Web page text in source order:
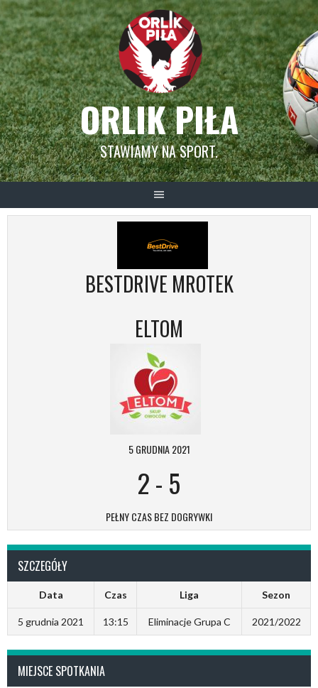
Skip
to
content
ORLIK PIŁA
STAWIAMY NA SPORT.
BESTDRIVE MROTEK
ELTOM
5 GRUDNIA 2021
2- 5
PEŁNY CZAS BEZ DOGRYWKI
SZCZEGÓŁY
Data Czas Liga Sezon
5 grudnia 2021 13:15 Eliminacje Grupa C 2021/2022
MIEJSCE SPOTKANIA